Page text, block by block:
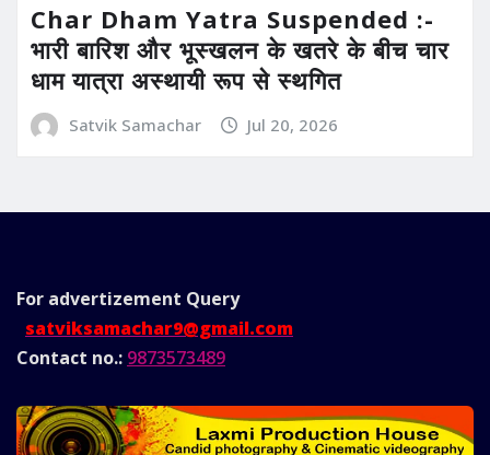
Char Dham Yatra Suspended :-
भारी बारिश और भूस्खलन के खतरे के बीच चार
धाम यात्रा अस्थायी रूप से स्थगित
Satvik Samachar Jul 20, 2026
For advertizement Query
satviksamachar9@gmail.com
Contact no.: 9873573489